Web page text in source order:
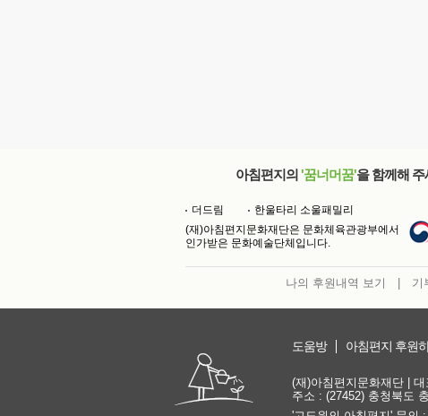
아침편지의 '꿈너머꿈'을 함께해 주
더드림
한울타리 소울패밀리
(재)아침편지문화재단은 문화체육관광부에서
인가받은 문화예술단체입니다.
나의 후원내역 보기 기
도움방 아침편지 후원
(재)아침편지문화재단 |
주소 : (27452) 충청북도